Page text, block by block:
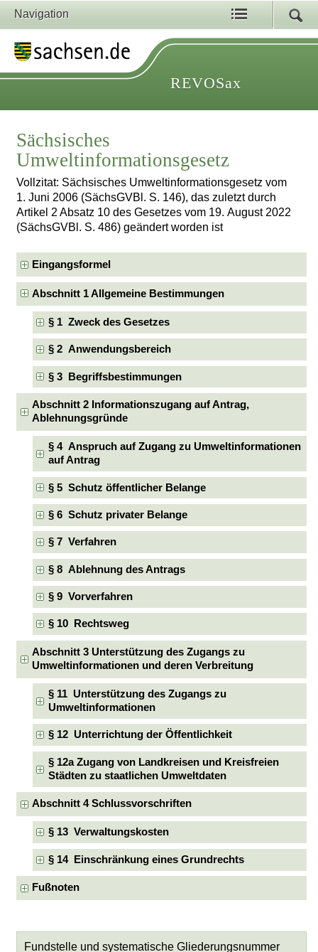
Navigation
REVOSax
Sächsisches
Umweltinformationsgesetz
Vollzitat: Sächsisches Umweltinformationsgesetz vom
1. Juni 2006 (SächsGVBl. S. 146), das zuletzt durch
Artikel 2 Absatz 10 des Gesetzes vom 19. August 2022
(SächsGVBl. S. 486) geändert worden ist
Eingangsformel
Abschnitt 1 Allgemeine Bestimmungen
§ 1 Zweck des Gesetzes
§ 2 Anwendungsbereich
§ 3 Begriffsbestimmungen
Abschnitt 2 Informationszugang auf Antrag,
Ablehnungsgründe
§ 4 Anspruch auf Zugang zu Umweltinformationen
auf Antrag
§ 5 Schutz öffentlicher Belange
§ 6 Schutz privater Belange
§ 7 Verfahren
§ 8 Ablehnung des Antrags
§ 9 Vorverfahren
§ 10 Rechtsweg
Abschnitt 3 Unterstützung des Zugangs zu
Umweltinformationen und deren Verbreitung
§ 11 Unterstützung des Zugangs zu
Umweltinformationen
§ 12 Unterrichtung der Öffentlichkeit
§ 12a Zugang von Landkreisen und Kreisfreien
Städten zu staatlichen Umweltdaten
Abschnitt 4 Schlussvorschriften
§ 13 Verwaltungskosten
§ 14 Einschränkung eines Grundrechts
Fußnoten
Fundstelle und systematische Gliederungsnummer